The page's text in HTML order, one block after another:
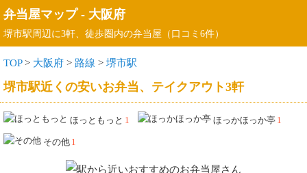
弁当屋マップ- 大阪府
堺市駅周辺に3軒、徒歩圏内の弁当屋（口コミ6件）
TOP> 大阪府 > 路線 > 堺市駅
堺市駅近くの安いお弁当、テイクアウト3軒
ほっともっと 1 ほっかほっか亭 1
その他 1